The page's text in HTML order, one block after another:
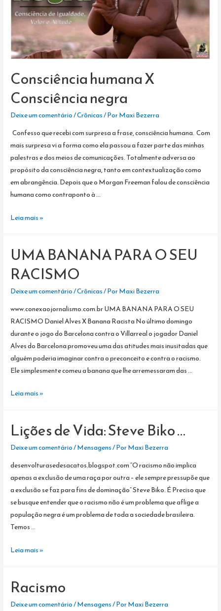
Consciência humana X
Consciência negra
Deixe um comentário/Crônicas/ PorMaxi Bezerra
Confesso que recebi com surpresa a frase, consciência humana. Com
mais surpresa vi a forma como ela passou a fazer parte das minhas
palestras e dos meios de comunicações. Totalmente adversa ao
propósito da consciência negra, tanto em contextualização como
em abrangência. Depois que o Morgan Freeman falou de consciência
humana como contraponto à …
Consciência
Consciência
negra
Leia mais »
UMA BANANA PARA O SEU
RACISMO
Deixe um comentário/Crônicas/ PorMaxi Bezerra
www.conexaojornalismo.com.br UMA BANANA PARA O SEU
RACISMO Daniel Alves X Banana Racista No último domingo
durante o jogo do Barcelona contra o Villarreal o jogador Daniel
Alves do Barcelona promoveu uma das atitudes mais inusitadas que
alguém poderia imaginar contra o preconceito e contra o racismo.
Ele simplesmente comeu a banana que lhe arremessaram das …
UMA
Leia mais »
Lições de Vida: Steve Biko …
Deixe um comentário/Mensagens/ PorMaxi Bezerra
desenvolturasedesacatos.blogspot.com “O racismo não implica
apenas a exclusão de uma raça por outra – ele sempre pressupõe que
a exclusão se faz para fins de dominação” Steve Biko. É Preciso que
se busque entender que o racismo não é um problema que aflige a
população negra é um problema de toda a sociedade brasileira.
Temos …
Lições
Steve
Leia mais »
Racismo
Deixe um comentário/Mensagens/ PorMaxi Bezerra